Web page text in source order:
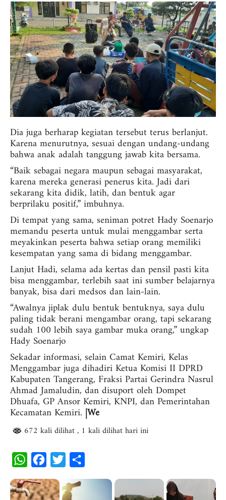
Dia juga berharap kegiatan tersebut terus berlanjut.
Karena menurutnya, sesuai dengan undang-undang
bahwa anak adalah tanggung jawab kita bersama.
“Baik sebagai negara maupun sebagai masyarakat,
karena mereka generasi penerus kita. Jadi dari
sekarang kita didik, latih, dan bentuk agar
berprilaku positif,” imbuhnya.
Di tempat yang sama, seniman potret Hady Soenarjo
memandu peserta untuk mulai menggambar serta
meyakinkan peserta bahwa setiap orang memiliki
kesempatan yang sama di bidang menggambar.
Lanjut Hadi, selama ada kertas dan pensil pasti kita
bisa menggambar, terlebih saat ini sumber belajarnya
banyak, bisa dari medsos dan lain-lain.
“Awalnya jiplak dulu bentuk bentuknya, saya dulu
paling tidak berani mengambar orang, tapi sekarang
sudah 100 lebih saya gambar muka orang,” ungkap
Hady Soenarjo
Sekadar informasi, selain Camat Kemiri, Kelas
Menggambar juga dihadiri Ketua Komisi II DPRD
Kabupaten Tangerang, Fraksi Partai Gerindra Nasrul
Ahmad Jamaludin, dan disuport oleh Dompet
Dhuafa, GP Ansor Kemiri, KNPI, dan Pemerintahan
Kecamatan Kemiri. |We
672 kali dilihat, 1 kali dilihat hari ini
W
a
c
i